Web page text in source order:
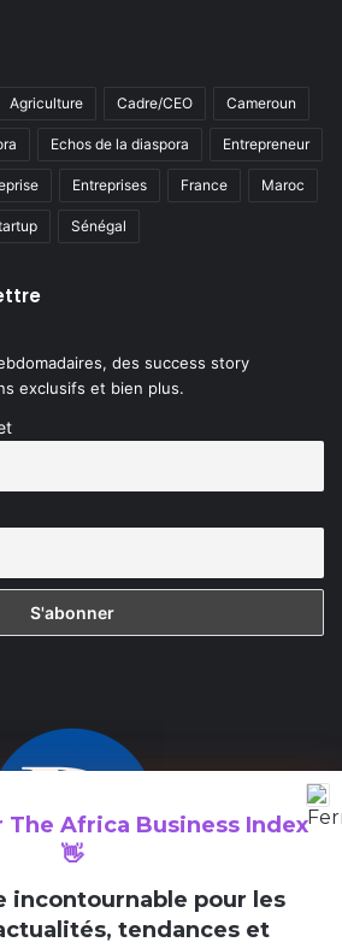
Agriculture Cadre/CEO Cameroun
Echos de la diaspora Entrepreneur
Entreprises France Maroc
Sénégal
des success story
exclusifs et bien plus.
est un média consacré à la valorisation
The Africa Business Index
👋
incontournable pour les
tendances et